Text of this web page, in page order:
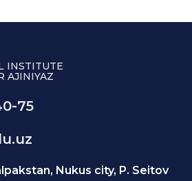
INSTITUTE
AJINIYAZ
75
Nukus city, P. Seitov